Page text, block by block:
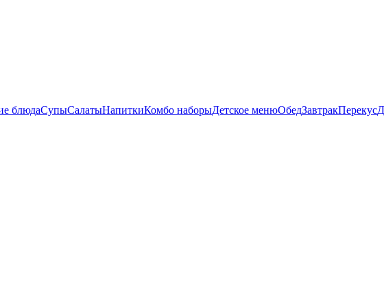
блюдаСупыСалатыНапиткиКомбо наборыДетское менюОбедЗавтракПерекус